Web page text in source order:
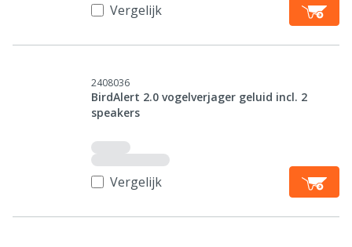
Vergelijk
2408036
BirdAlert 2.0 vogelverjager geluid incl. 2
speakers
Vergelijk